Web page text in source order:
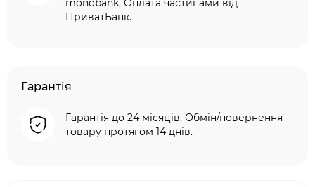
monobank, Оплата частинами від
ПриватБанк.
Гарантія
Гарантія до 24 місяців. Обмін/повернення
товару протягом 14 днів.